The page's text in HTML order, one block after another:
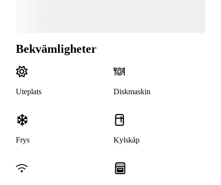
Bekvämligheter
Uteplats Diskmaskin
Frys Kylskåp